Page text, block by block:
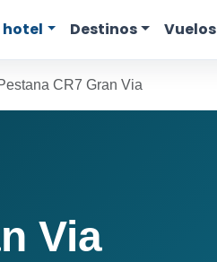
hotel Destinos Vuelos
CR7 Gran Via
Via